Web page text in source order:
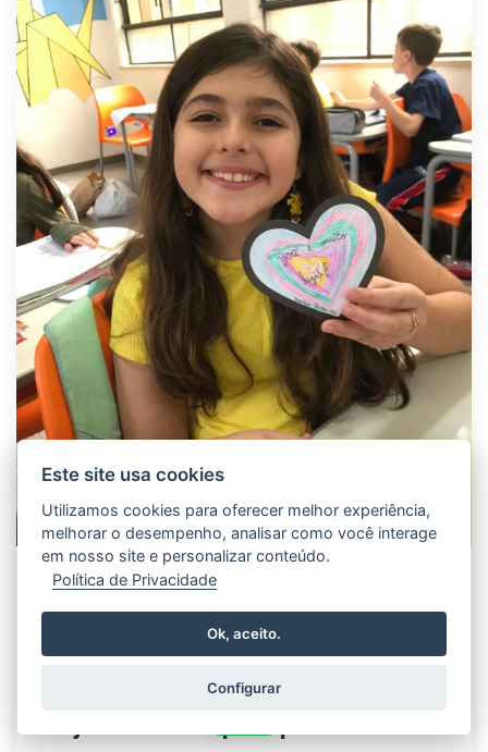
24/06/2024
Amor com Cartões Artesanais -
Estudantes do 4° ano do
Fundamental I participam do
Este site usa cookies
Utilizamos cookies para oferecer melhor experiência,
melhorar o desempenho, analisar como você interage
em nosso site e personalizar conteúdo.
Política de Privacidade
Ok, aceito.
Configurar